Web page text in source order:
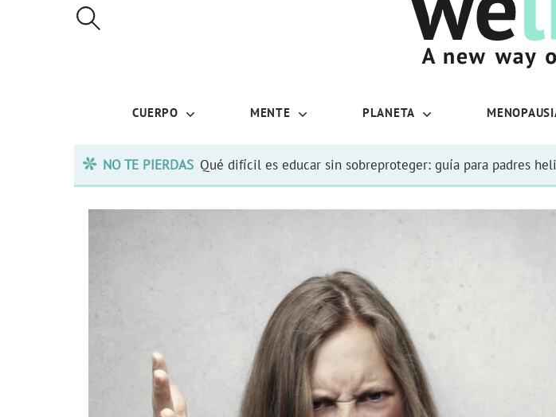
CUERPO MENTE PLANETA
NO TE PIERDAS Qué difícil es educar sin sobreproteger: guía para padres